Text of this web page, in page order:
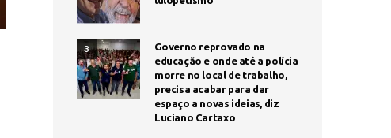
3
Governo reprovado na
educação e onde até a polícia
morre no local de trabalho,
precisa acabar para dar
espaço a novas ideias, diz
Luciano Cartaxo